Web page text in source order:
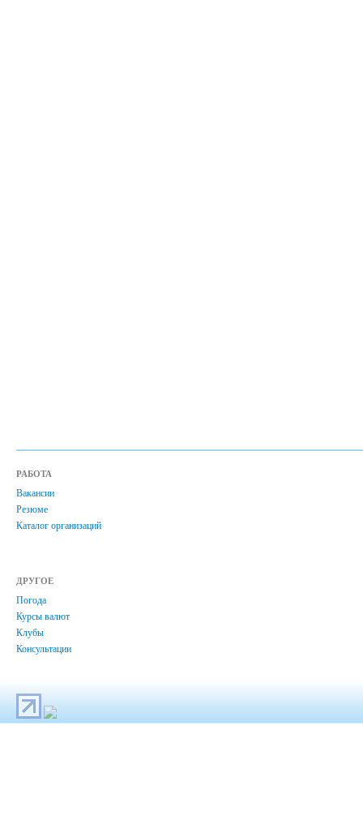
РАБОТА
Вакансии
Резюме
Каталог организаций
ДРУГОЕ
Погода
Курсы валют
Клубы
Консультации